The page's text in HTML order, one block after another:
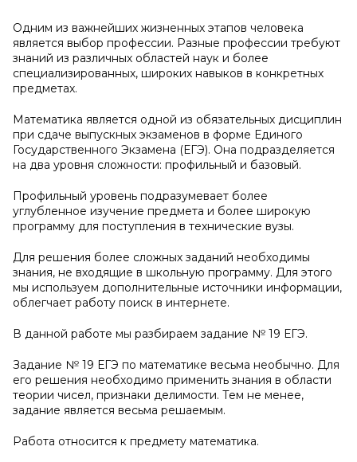
Одним из важнейших жизненных этапов человека
является выбор профессии. Разные профессии требуют
знаний из различных областей наук и более
специализированных, широких навыков в конкретных
предметах.
Математика является одной из обязательных дисциплин
при сдаче выпускных экзаменов в форме Единого
Государственного Экзамена (ЕГЭ). Она подразделяется
на два уровня сложности: профильный и базовый.
Профильный уровень подразумевает более
углубленное изучение предмета и более широкую
программу для поступления в технические вузы.
Для решения более сложных заданий необходимы
знания, не входящие в школьную программу. Для этого
мы используем дополнительные источники информации,
облегчает работу поиск в интернете.
В данной работе мы разбираем задание № 19 ЕГЭ.
Задание № 19 ЕГЭ по математике весьма необычно. Для
его решения необходимо применить знания в области
теории чисел, признаки делимости. Тем не менее,
задание является весьма решаемым.
Работа относится к предмету математика.